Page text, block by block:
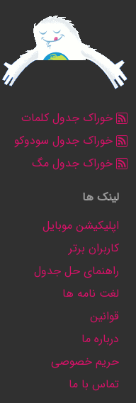
خوراک جدول کلمات
خوراک جدول سودوکو
خوراک جدول مگ
لینک ها
اپلیکیشن موبایل
کاربران برتر
راهنمای حل جدول
لغت نامه ها
قوانین
درباره ما
حریم خصوصی
تماس با ما